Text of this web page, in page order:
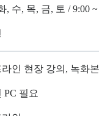
, 수, 목, 금, 토 / 9:00 ~
라인 현장 강의, 녹화
PC 필요